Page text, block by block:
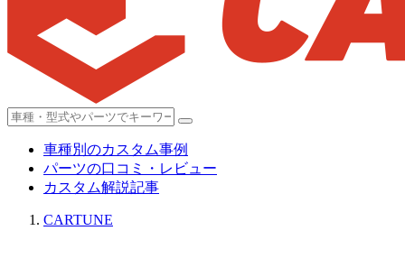
車種別のカスタム事例
パーツの口コミ・レビュー
カスタム解説記事
CARTUNE